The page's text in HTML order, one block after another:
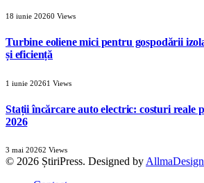
18 iunie 20260 Views
Turbine eoliene mici pentru gospodării
și eficiență
1 iunie 20261 Views
Stații încărcare auto electric: costuri reale
2026
3 mai 20262 Views
© 2026 ȘtiriPress. Designed by AllmaDesign